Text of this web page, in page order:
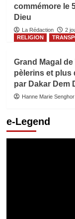
commémore le
Dieu
La Rédaction
2
RELIGION
Grand Magal
pèlerins et plus
par Dakar Dem
Hanne Marie Senghor
e-Legend